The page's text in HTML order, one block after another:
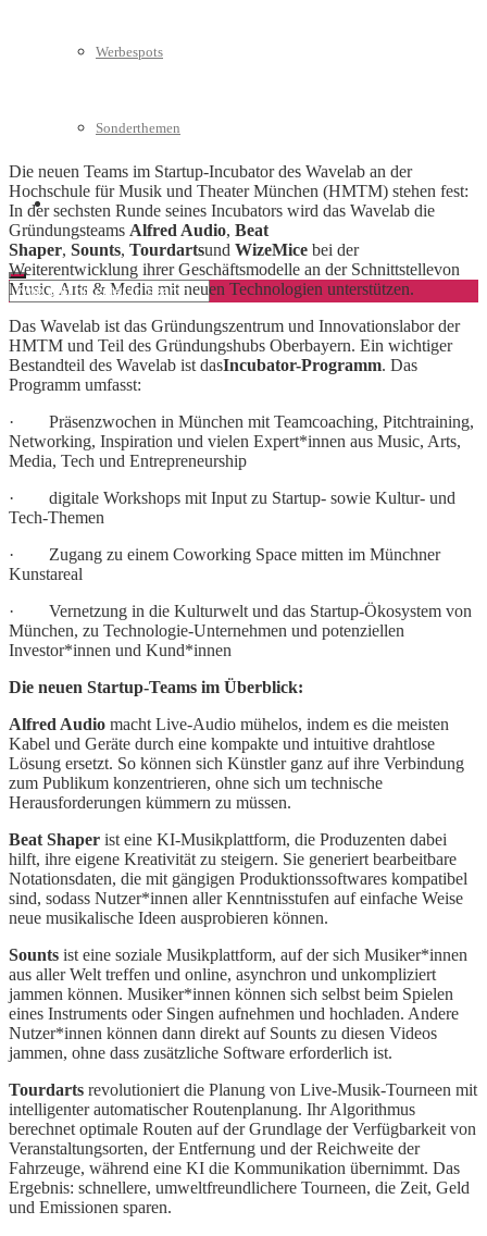
Werbespots
Sonderthemen
Geschäftskonto eröffnen
Die neuen Teams im Startup-Incubator des Wavelab an der
Hochschule für Musik und Theater München (HMTM) stehen fest:
In der sechsten Runde seines Incubators wird das Wavelab die
Gründungsteams Alfred Audio, Beat
Shaper, Sounts, Tourdartsund WizeMice bei der
Weiterentwicklung ihrer Geschäftsmodelle an der Schnittstellevon
Music, Arts & Media mit neuen Technologien unterstützen.
Das Wavelab ist das Gründungszentrum und Innovationslabor der
HMTM und Teil des Gründungshubs Oberbayern. Ein wichtiger
Bestandteil des Wavelab ist dasIncubator-Programm. Das
Programm umfasst:
· Präsenzwochen in München mit Teamcoaching, Pitchtraining,
Networking, Inspiration und vielen Expert*innen aus Music, Arts,
Media, Tech und Entrepreneurship
· digitale Workshops mit Input zu Startup- sowie Kultur- und
Tech-Themen
· Zugang zu einem Coworking Space mitten im Münchner
Kunstareal
· Vernetzung in die Kulturwelt und das Startup-Ökosystem von
München, zu Technologie-Unternehmen und potenziellen
Investor*innen und Kund*innen
Die neuen Startup-Teams im Überblick:
Alfred Audio macht Live-Audio mühelos, indem es die meisten
Kabel und Geräte durch eine kompakte und intuitive drahtlose
Lösung ersetzt. So können sich Künstler ganz auf ihre Verbindung
zum Publikum konzentrieren, ohne sich um technische
Herausforderungen kümmern zu müssen.
Beat Shaper ist eine KI-Musikplattform, die Produzenten dabei
hilft, ihre eigene Kreativität zu steigern. Sie generiert bearbeitbare
Notationsdaten, die mit gängigen Produktionssoftwares kompatibel
sind, sodass Nutzer*innen aller Kenntnisstufen auf einfache Weise
neue musikalische Ideen ausprobieren können.
Sounts ist eine soziale Musikplattform, auf der sich Musiker*innen
aus aller Welt treffen und online, asynchron und unkompliziert
jammen können. Musiker*innen können sich selbst beim Spielen
eines Instruments oder Singen aufnehmen und hochladen. Andere
Nutzer*innen können dann direkt auf Sounts zu diesen Videos
jammen, ohne dass zusätzliche Software erforderlich ist.
Tourdarts revolutioniert die Planung von Live-Musik-Tourneen mit
intelligenter automatischer Routenplanung. Ihr Algorithmus
berechnet optimale Routen auf der Grundlage der Verfügbarkeit von
Veranstaltungsorten, der Entfernung und der Reichweite der
Fahrzeuge, während eine KI die Kommunikation übernimmt. Das
Ergebnis: schnellere, umweltfreundlichere Tourneen, die Zeit, Geld
und Emissionen sparen.